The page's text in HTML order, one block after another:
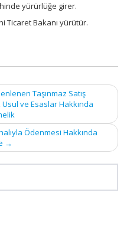
yürürlüğe girer.
Ticaret Bakanı yürütür.
Taşınmaz Satış
ve Esaslar Hakkında
Ödenmesi Hakkında
→